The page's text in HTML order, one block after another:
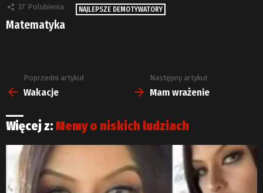
37 Polubienia NAJLEPSZE DEMOTYWATORY
Matematyka
Zobacz
więcej
Poprzedni artykuł
Wakacje
Następny artykuł
Mam wrażenie
Więcej z: Memy o niskich ludziach